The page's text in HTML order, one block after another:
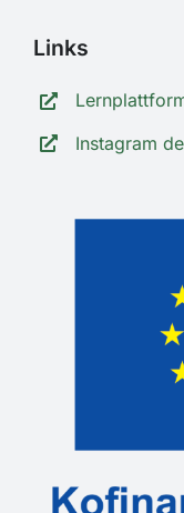
Links
Instagram